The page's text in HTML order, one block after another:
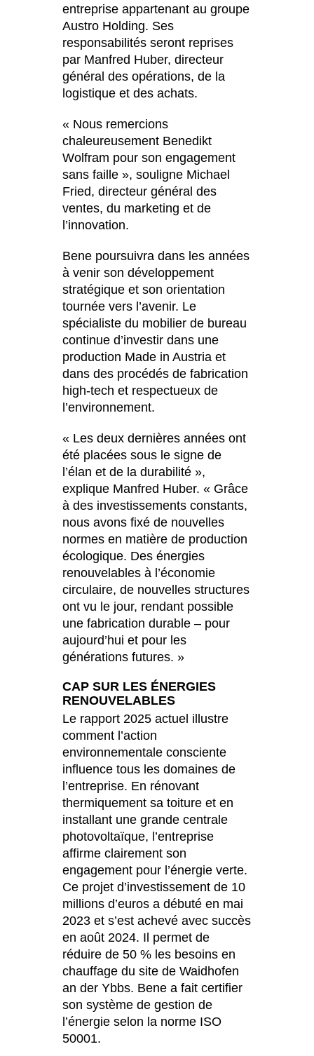
Pologne(PL)
Portugal(PT)
(QA)
Reste du monde()
Roumanie(RO)
République tchèque
Serbie(RS)
Singapour (SG)
Slovaquie(SK)
Slovénie (SI)
Suisse
Suède(SE)
Sénégal(SN)
Tanzanie(TZ)
Taïwan (TW)
Thaïlande(TH)
Tunisien(TN)
Ukraine(UA)
Égypte(EG)
entreprise appartenant au groupe
Austro Holding. Ses
responsabilités seront reprises
par Manfred Huber, directeur
général des opérations, de la
logistique et des achats.
« Nous remercions
chaleureusement Benedikt
Wolfram pour son engagement
sans faille », souligne Michael
Fried, directeur général des
ventes, du marketing et de
l’innovation.
Bene poursuivra dans les années
à venir son développement
stratégique et son orientation
tournée vers l’avenir. Le
spécialiste du mobilier de bureau
continue d’investir dans une
production Made in Austria et
dans des procédés de fabrication
high-tech et respectueux de
l’environnement.
« Les deux dernières années ont
été placées sous le signe de
l’élan et de la durabilité »,
explique Manfred Huber. « Grâce
à des investissements constants,
nous avons fixé de nouvelles
normes en matière de production
écologique. Des énergies
renouvelables à l’économie
circulaire, de nouvelles structures
ont vu le jour, rendant possible
une fabrication durable – pour
aujourd’hui et pour les
générations futures. »
CAP SUR LES ÉNERGIES
RENOUVELABLES
Le rapport 2025 actuel illustre
comment l’action
environnementale consciente
influence tous les domaines de
l’entreprise. En rénovant
thermiquement sa toiture et en
installant une grande centrale
photovoltaïque, l’entreprise
affirme clairement son
engagement pour l’énergie verte.
Ce projet d’investissement de 10
millions d’euros a débuté en mai
2023 et s’est achevé avec succès
en août 2024. Il permet de
réduire de 50 % les besoins en
chauffage du site de Waidhofen
an der Ybbs. Bene a fait certifier
son système de gestion de
l’énergie selon la norme ISO
50001.